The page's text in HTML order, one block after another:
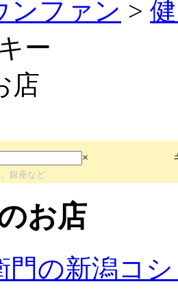
ンファン >
×
銀座など
お店
門の新潟コ